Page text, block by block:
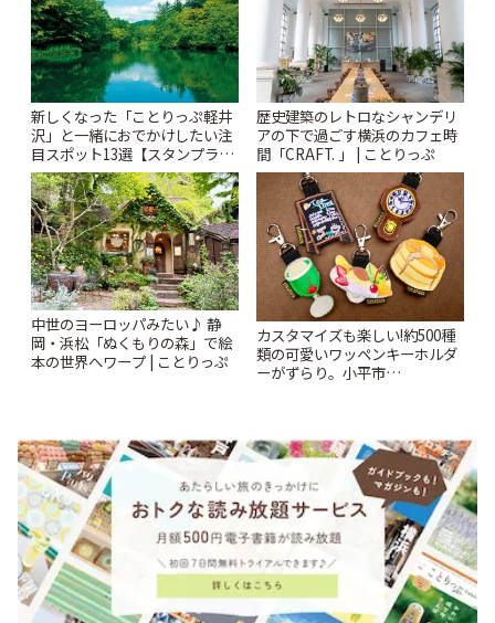
新しくなった「ことりっぷ軽井
沢」と一緒におでかけしたい注
目スポット13選【スタンプラリ
ー開催中】 | ことりっぷ
歴史建築のレトロなシャンデリ
アの下で過ごす横浜のカフェ時
間「CRAFT. 」 | ことりっぷ
中世のヨーロッパみたい♪ 静
岡・浜松「ぬくもりの森」で絵
本の世界へワープ | ことりっぷ
カスタマイズも楽しい!約500種
類の可愛いワッペンキーホルダ
ーがずらり。小平市